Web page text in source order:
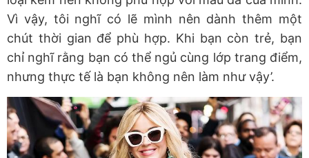
Vì vậy, tôi nghĩ có lẽ mình nên dành thêm một
chút thời gian để phù hợp. Khi bạn còn trẻ, bạn
chỉ nghĩ rằng bạn có thể ngủ cùng lớp trang điểm,
nhưng thực tế là bạn không nên làm như vậy’.